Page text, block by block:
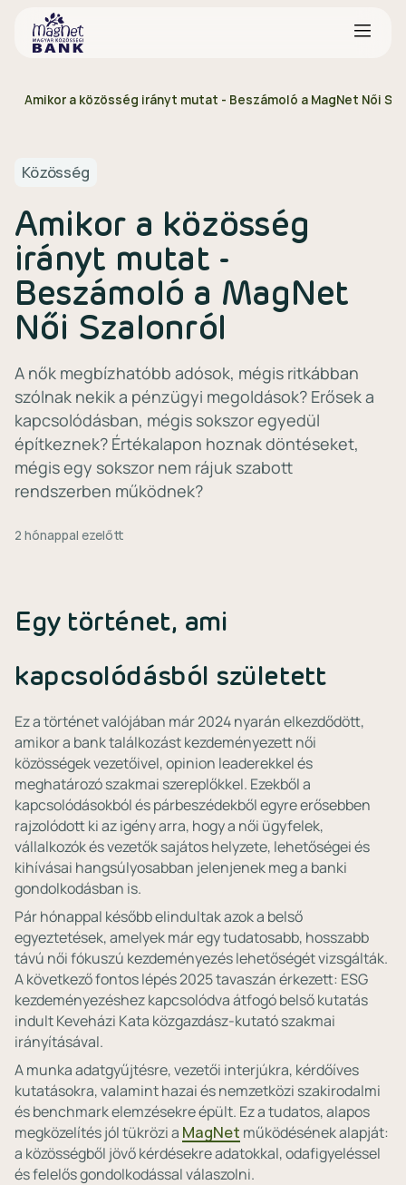
Amikor a közösség irányt mutat - Beszámoló a MagNet Női
Közösség
Amikor a közösség
irányt mutat -
Beszámoló a MagNet
Női Szalonról
A nők megbízhatóbb adósok, mégis ritkábban
szólnak nekik a pénzügyi megoldások? Erősek a
kapcsolódásban, mégis sokszor egyedül
építkeznek? Értékalapon hoznak döntéseket,
mégis egy sokszor nem rájuk szabott
rendszerben működnek?
2 hónappal ezelőtt
Egy történet, ami
kapcsolódásból született
Ez a történet valójában már 2024 nyarán elkezdődött,
amikor a bank találkozást kezdeményezett női
közösségek vezetőivel, opinion leaderekkel és
meghatározó szakmai szereplőkkel. Ezekből a
kapcsolódásokból és párbeszédekből egyre erősebben
rajzolódott ki az igény arra, hogy a női ügyfelek,
vállalkozók és vezetők sajátos helyzete, lehetőségei és
kihívásai hangsúlyosabban jelenjenek meg a banki
gondolkodásban is.
Pár hónappal később elindultak azok a belső
egyeztetések, amelyek már egy tudatosabb, hosszabb
távú női fókuszú kezdeményezés lehetőségét vizsgálták.
A következő fontos lépés 2025 tavaszán érkezett: ESG
kezdeményezéshez kapcsolódva átfogó belső kutatás
indult Keveházi Kata közgazdász-kutató szakmai
irányításával.
A munka adatgyűjtésre, vezetői interjúkra, kérdőíves
kutatásokra, valamint hazai és nemzetközi szakirodalmi
és benchmark elemzésekre épült. Ez a tudatos, alapos
megközelítés jól tükrözi a MagNet működésének alapját:
a közösségből jövő kérdésekre adatokkal, odafigyeléssel
és felelős gondolkodással válaszolni.